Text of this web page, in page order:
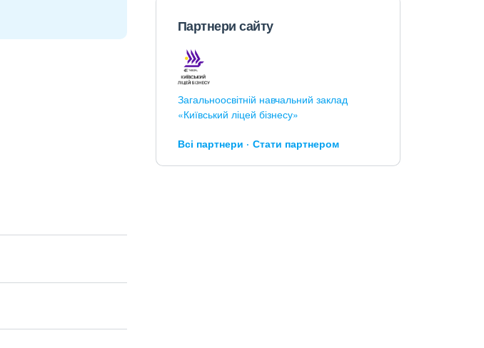
Партнери сайту
Загальноосвітній навчальний заклад
«Київський ліцей бізнесу»
Всі партнери Стати партнером